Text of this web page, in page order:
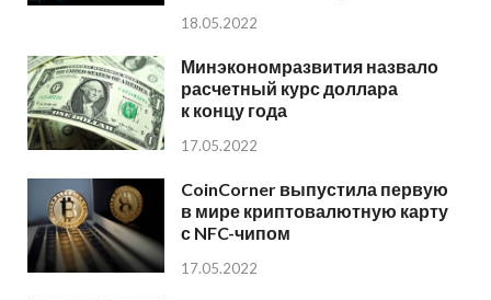
18.05.2022
Минэкономразвития назвало
расчетный курс доллара
к концу года
17.05.2022
CoinCorner выпустила первую
в мире криптовалютную карту
с NFC-чипом
17.05.2022